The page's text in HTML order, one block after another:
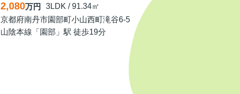
2,080万円
3LDK / 91.34㎡
京都府南丹市園部町小山西町滝谷6-5
山陰本線「園部」駅 徒歩19分